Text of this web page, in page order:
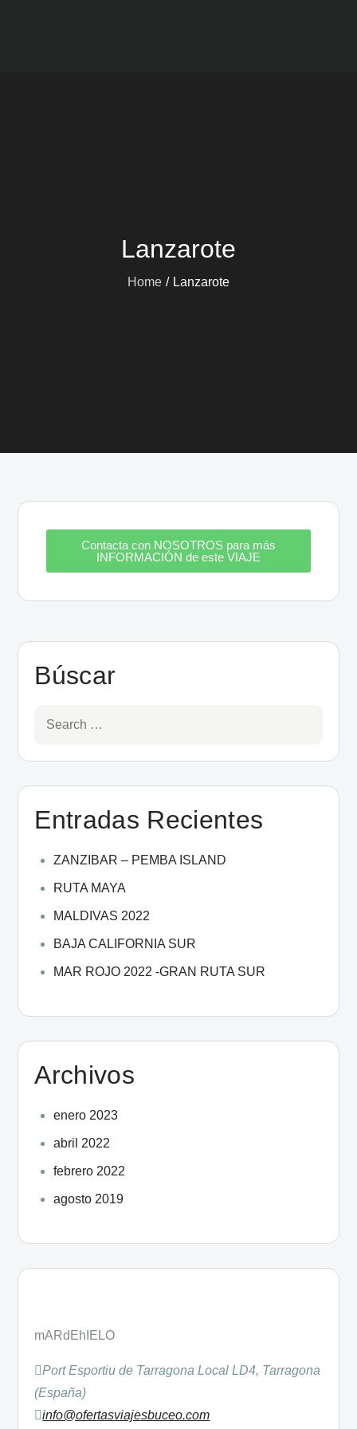
Lanzarote
Home Lanzarote
Contacta con NOSOTROS para más
INFORMACIÓN de este VIAJE
Búscar
Entradas Recientes
ZANZIBAR – PEMBA ISLAND
RUTA MAYA
MALDIVAS 2022
BAJA CALIFORNIA SUR
MAR ROJO 2022 -GRAN RUTA SUR
Archivos
enero 2023
abril 2022
febrero 2022
agosto 2019
mARdEhIELO
Port Esportiu de Tarragona Local LD4, Tarragona
(España)
info@ofertasviajesbuceo.com